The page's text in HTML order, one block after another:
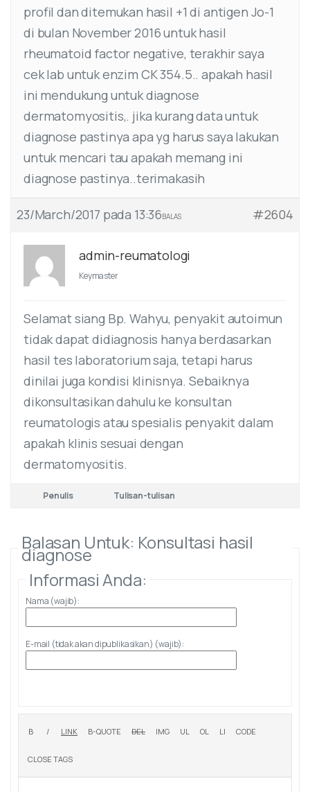
profil dan ditemukan hasil +1 di antigen Jo-1
di bulan November 2016 untuk hasil
rheumatoid factor negative, terakhir saya
cek lab untuk enzim CK 354.5.. apakah hasil
ini mendukung untuk diagnose
dermatomyositis,. jika kurang data untuk
diagnose pastinya apa yg harus saya lakukan
untuk mencari tau apakah memang ini
diagnose pastinya..terimakasih
23/March/2017 pada 13:36 #2604
BALAS
admin-reumatologi
Keymaster
Selamat siang Bp. Wahyu, penyakit autoimun
tidak dapat didiagnosis hanya berdasarkan
hasil tes laboratorium saja, tetapi harus
dinilai juga kondisi klinisnya. Sebaiknya
dikonsultasikan dahulu ke konsultan
reumatologis atau spesialis penyakit dalam
apakah klinis sesuai dengan
dermatomyositis.
Penulis Tulisan-tulisan
Balasan Untuk: Konsultasi hasil
diagnose
Informasi Anda:
Nama (wajib):
E-mail (tidak akan dipublikasikan) (wajib):